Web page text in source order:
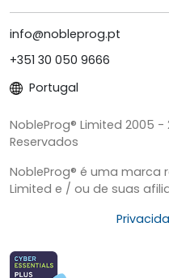
info@nobleprog.pt
+351 30 050 9666
Portugal
NobleProg® Limited 2005
Reservados
NobleProg® é uma marca
Limited e / ou de suas